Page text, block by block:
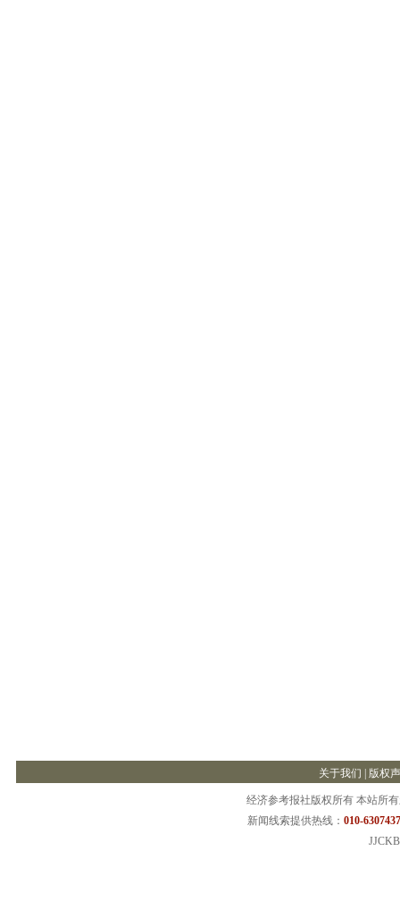
关于我们 版权
经济参考报社版权所有 本站所
新闻线索提供热线： 010-